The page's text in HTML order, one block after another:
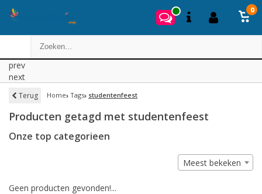
0
prev
next
Terug Home Tags studentenfeest
Producten getagd met studentenfeest
Onze top categorieen
Meest bekeken
Geen producten gevonden!...